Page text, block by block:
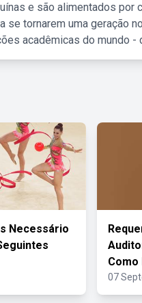
e são alimentados por
tornarem uma geração
acadêmicas do mundo -
Necessário
Como
07